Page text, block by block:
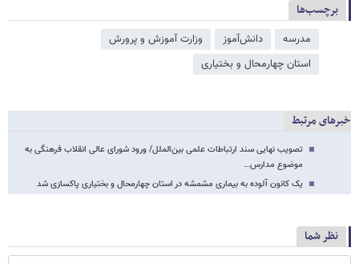
برچسب‌ها
مدرسه دانش‌آموز
وزارت آموزش و پرورش
استان چهارمحال و بختیاری
خبرهای مرتبط
تصویب نهایی سند ارتباطات علمی بین‌الملل/ ورود شورای عالی انقلاب فرهنگی به
موضوع مدارس…
یک کانون آلوده به بیماری مشمشه در استان چهارمحال و بختیاری پاکسازی شد
نظر شما